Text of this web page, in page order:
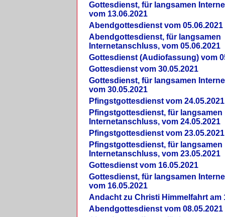
Gottesdienst, für langsamen
vom 13.06.2021
Abendgottesdienst vom 05.06.2021
Abendgottesdienst, für langsamen
Internetanschluss, vom 05.06.2021
Gottesdienst (Audiofassung) vom
Gottesdienst vom 30.05.2021
Gottesdienst, für langsamen
vom 30.05.2021
Pfingstgottesdienst vom 24.05.2021
Pfingstgottesdienst, für langsamen
Internetanschluss, vom 24.05.2021
Pfingstgottesdienst vom 23.05.2021
Pfingstgottesdienst, für langsamen
Internetanschluss, vom 23.05.2021
Gottesdienst vom 16.05.2021
Gottesdienst, für langsamen
vom 16.05.2021
Andacht zu Christi Himmelfahrt am
Abendgottesdienst vom 08.05.2021